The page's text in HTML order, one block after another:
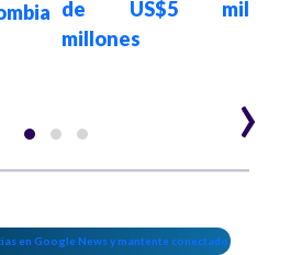
de US$5 mil
millones
›
en Google News y mantente conectado